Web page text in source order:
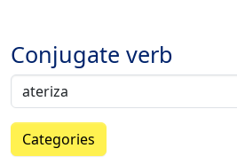
Conjugate verb
Categories